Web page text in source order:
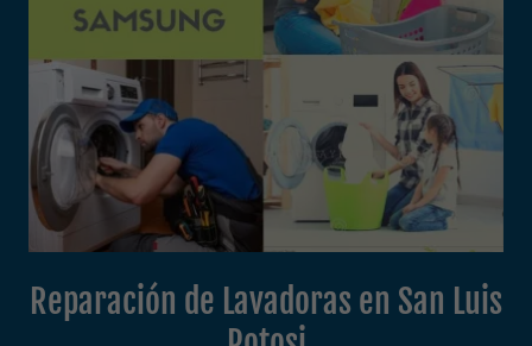
Reparación de Lavadoras en San Luis